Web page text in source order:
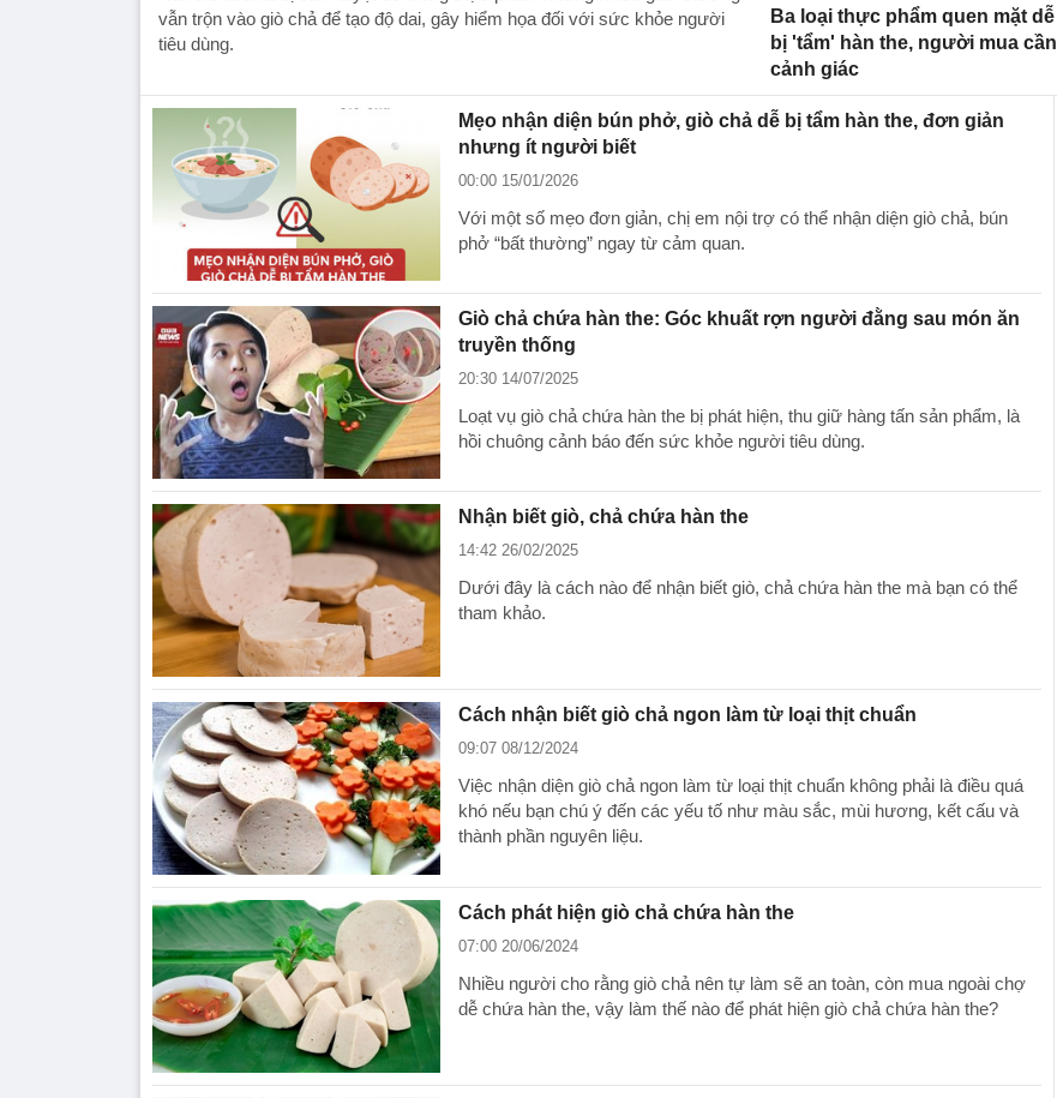
vẫn trộn vào giò chả để tạo độ dai, gây hiểm họa đối với sức khỏe người
tiêu dùng.
Ba loại thực phẩm quen mặt dễ
bị 'tẩm' hàn the, người mua cần
cảnh giác
Mẹo nhận diện bún phở, giò chả dễ bị tẩm hàn the, đơn giản
nhưng ít người biết
00:00 15/01/2026
Với một số mẹo đơn giản, chị em nội trợ có thể nhận diện giò chả, bún
phở “bất thường” ngay từ cảm quan.
Giò chả chứa hàn the: Góc khuất rợn người đằng sau món ăn
truyền thống
20:30 14/07/2025
Loạt vụ giò chả chứa hàn the bị phát hiện, thu giữ hàng tấn sản phẩm, là
hồi chuông cảnh báo đến sức khỏe người tiêu dùng.
Nhận biết giò, chả chứa hàn the
14:42 26/02/2025
Dưới đây là cách nào để nhận biết giò, chả chứa hàn the mà bạn có thể
tham khảo.
Cách nhận biết giò chả ngon làm từ loại thịt chuẩn
09:07 08/12/2024
Việc nhận diện giò chả ngon làm từ loại thịt chuẩn không phải là điều quá
khó nếu bạn chú ý đến các yếu tố như màu sắc, mùi hương, kết cấu và
thành phần nguyên liệu.
Cách phát hiện giò chả chứa hàn the
07:00 20/06/2024
Nhiều người cho rằng giò chả nên tự làm sẽ an toàn, còn mua ngoài chợ
dễ chứa hàn the, vậy làm thế nào để phát hiện giò chả chứa hàn the?